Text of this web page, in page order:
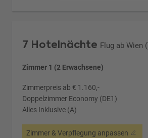
7 Hotelnächte Flug ab Wien
Zimmer 1 (2 Erwachsene)
Zimmerpreis ab € 1.160,-
Doppelzimmer Economy (DE1)
Alles Inklusive (A)
Zimmer & Verpflegung anpassen